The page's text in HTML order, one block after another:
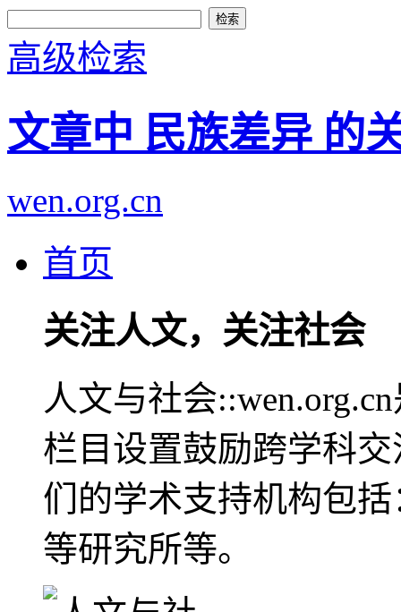
高级检索
文章中 民族差异 的
wen.org.cn
首页
关注人文，关注社会
人文与社会
栏目设置鼓励跨学科
们的学术支持机构包
等研究所等。